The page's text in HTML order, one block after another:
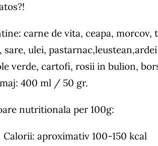
carne de vita, ceapa, morcov,
sare, ulei,
verde, cartofi, rosii in bulion,
400 ml / 50 gr.
nutritionala per 100g:
Calorii: aproximativ 100-150 kcal